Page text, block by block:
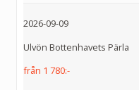
2026-09-09
Ulvön Bottenhavets Pärla
från 1 780:-